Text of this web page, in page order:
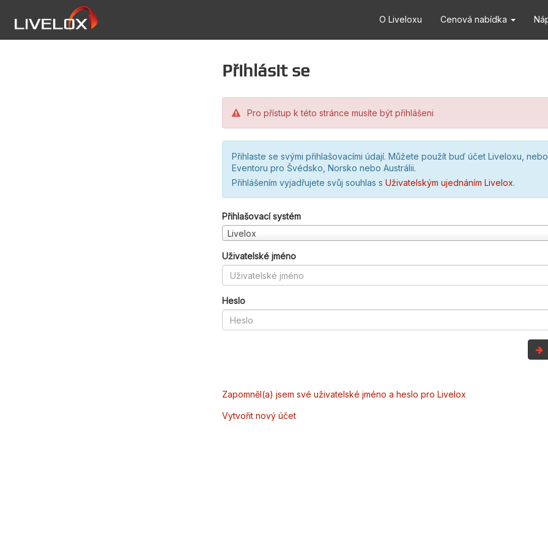
O Liveloxu Cenová nabídka
Přihlásit se
Pro přístup k této stránce musíte být přihlášeni
Přihlaste se svými přihlašovacími údají. Můžete použít buď účet Liveloxu,
Eventoru pro Švédsko, Norsko nebo Austrálii.
Přihlášením vyjadřujete svůj souhlas s Uživatelským ujednáním Livelox.
Přihlašovací systém
Livelox
Uživatelské jméno
Heslo
Zapomněl(a) jsem své uživatelské jméno a heslo pro Livelox
Vytvořit nový účet